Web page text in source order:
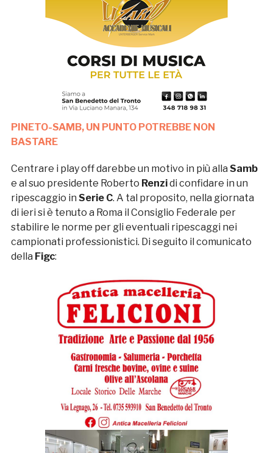
PINETO-SAMB, UN PUNTO POTREBBE NON
BASTARE
Centrare i play off darebbe un motivo in più alla Samb
e al suo presidente Roberto Renzidi confidare in un
ripescaggio in Serie C. A tal proposito, nella giornata
di ieri si è tenuto a Roma il Consiglio Federale per
stabilire le norme per gli eventuali ripescaggi nei
campionati professionistici. Di seguito il comunicato
della Figc: